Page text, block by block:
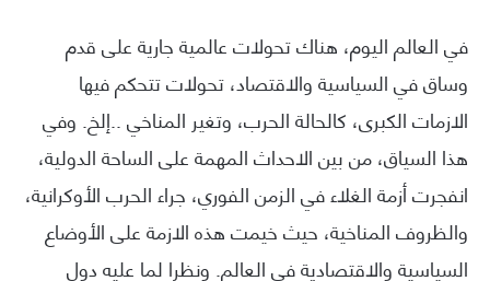
في العالم اليوم، هناك تحولات عالمية جارية على قدم
وساق في السياسية والاقتصاد، تحولات تتحكم فيها
الازمات الكبرى، كالحالة الحرب، وتغير المناخي ..إلخ. وفي
هذا السياق، من بين الاحداث المهمة على الساحة الدولية،
انفجرت أزمة الغلاء في الزمن الفوري، جراء الحرب الأوكرانية،
والظروف المناخية، حيث خيمت هذه الازمة على الأوضاع
السياسية والاقتصادية في العالم. ونظرا لما عليه دول